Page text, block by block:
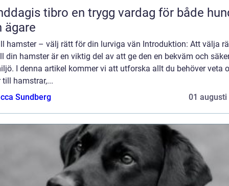
en trygg vardag för både hund
ägare
hamster – välj rätt för din lurviga vän Introduktion: Att välja
din hamster är en viktig del av att ge den en bekväm och
I denna artikel kommer vi att utforska allt du behöver veta
till hamstrar,...
Sundberg
01 augusti